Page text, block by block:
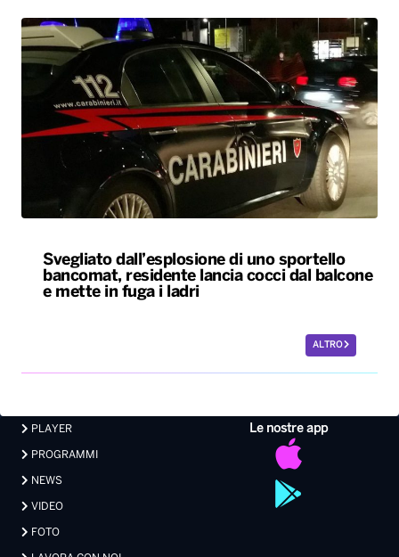
Svegliato dall’esplosione di uno sportello
bancomat, residente lancia cocci dal balcone
e mette in fuga i ladri
ALTRO
Le nostre app
PLAYER
PROGRAMMI
NEWS
VIDEO
FOTO